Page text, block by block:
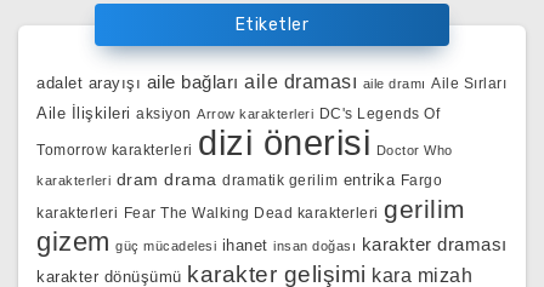
Etiketler
adalet arayışı aile bağları aile draması aile dramı Aile Sırları
Aile İlişkileri aksiyon Arrow karakterleri DC's Legends Of
Tomorrow karakterleri dizi önerisi Doctor Who
karakterleri dram drama dramatik gerilim entrika Fargo
karakterleri Fear The Walking Dead karakterleri gerilim
gizem güç mücadelesi ihanet insan doğası karakter draması
karakter dönüşümü karakter gelişimi kara mizah